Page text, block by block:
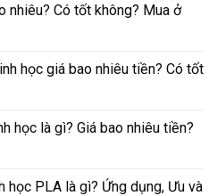
nhiêu? Có tốt không? Mua ở
học giá bao nhiêu tiền? Có tốt
học là gì? Giá bao nhiêu tiền?
học PLA là gì? Ứng dụng, Ưu và